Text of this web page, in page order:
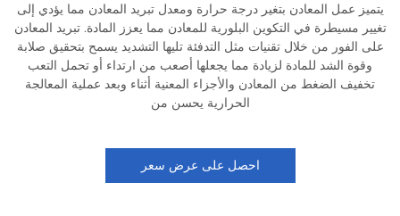
يتميز عمل المعادن بتغير درجة حرارة ومعدل تبريد المعادن مما يؤدي إلى
تغيير مسيطرة في التكوين البلورية للمعادن مما يعزز المادة. تبريد المعادن
على الفور من خلال تقنيات مثل التدفئة تليها التشديد يسمح بتحقيق صلابة
وقوة الشد للمادة لزيادة مما يجعلها أصعب من ارتداء أو تحمل التعب
تخفيف الضغط من المعادن والأجزاء المعنية أثناء وبعد عملية المعالجة
الحرارية يحسن من
احصل على عرض سعر